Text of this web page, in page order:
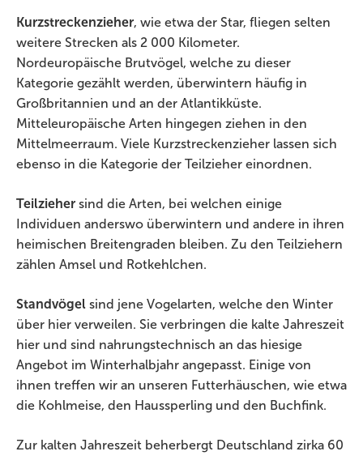
Kurzstreckenzieher, wie etwa der Star, fliegen selten
weitere Strecken als 2 000 Kilometer.
Nordeuropäische Brutvögel, welche zu dieser
Kategorie gezählt werden, überwintern häufig in
Großbritannien und an der Atlantikküste.
Mitteleuropäische Arten hingegen ziehen in den
Mittelmeerraum. Viele Kurzstreckenzieher lassen sich
ebenso in die Kategorie der Teilzieher einordnen.
Teilzieher sind die Arten, bei welchen einige
Individuen anderswo überwintern und andere in ihren
heimischen Breitengraden bleiben. Zu den Teilziehern
zählen Amsel und Rotkehlchen.
Standvögel sind jene Vogelarten, welche den Winter
über hier verweilen. Sie verbringen die kalte Jahreszeit
hier und sind nahrungstechnisch an das hiesige
Angebot im Winterhalbjahr angepasst. Einige von
ihnen treffen wir an unseren Futterhäuschen, wie etwa
die Kohlmeise, den Haussperling und den Buchfink.
Zur kalten Jahreszeit beherbergt Deutschland zirka 60